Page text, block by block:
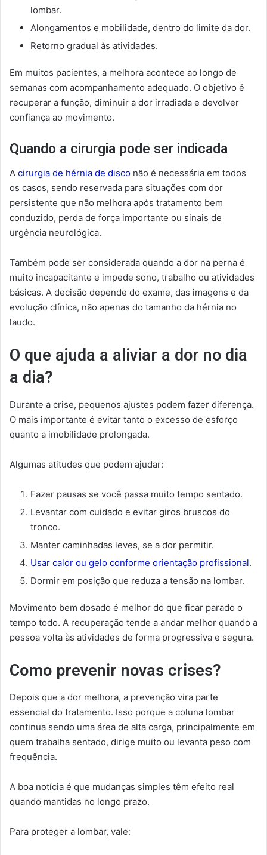
lombar.
Alongamentos e mobilidade, dentro do limite da dor.
Retorno gradual às atividades.
Em muitos pacientes, a melhora acontece ao longo de
semanas com acompanhamento adequado. O objetivo é
recuperar a função, diminuir a dor irradiada e devolver
confiança ao movimento.
Quando a cirurgia pode ser indicada
A cirurgia de hérnia de disco não é necessária em todos
os casos, sendo reservada para situações com dor
persistente que não melhora após tratamento bem
conduzido, perda de força importante ou sinais de
urgência neurológica.
Também pode ser considerada quando a dor na perna é
muito incapacitante e impede sono, trabalho ou atividades
básicas. A decisão depende do exame, das imagens e da
evolução clínica, não apenas do tamanho da hérnia no
laudo.
O que ajuda a aliviar a dor no dia
a dia?
Durante a crise, pequenos ajustes podem fazer diferença.
O mais importante é evitar tanto o excesso de esforço
quanto a imobilidade prolongada.
Algumas atitudes que podem ajudar:
Fazer pausas se você passa muito tempo sentado.
Levantar com cuidado e evitar giros bruscos do
tronco.
Manter caminhadas leves, se a dor permitir.
Usar calor ou gelo conforme orientação profissional.
Dormir em posição que reduza a tensão na lombar.
Movimento bem dosado é melhor do que ficar parado o
tempo todo. A recuperação tende a andar melhor quando a
pessoa volta às atividades de forma progressiva e segura.
Como prevenir novas crises?
Depois que a dor melhora, a prevenção vira parte
essencial do tratamento. Isso porque a coluna lombar
continua sendo uma área de alta carga, principalmente em
quem trabalha sentado, dirige muito ou levanta peso com
frequência.
A boa notícia é que mudanças simples têm efeito real
quando mantidas no longo prazo.
Para proteger a lombar, vale: